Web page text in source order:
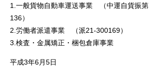
1.一般貨物自動車運送事業 （中運自貨振第
136）
2.労働者派遣事業 （派21-300169）
3.検査・金属矯正・梱包倉庫事業
平成3年6月5日